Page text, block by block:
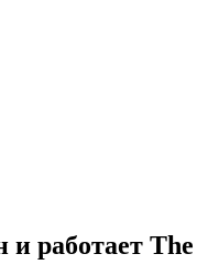
и работает The